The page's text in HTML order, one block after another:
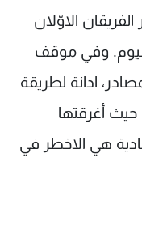
الاوّلان
اليوم. وفي موقف
ادانة لطريقة
حيث أغرقتها
هي الاخطر في